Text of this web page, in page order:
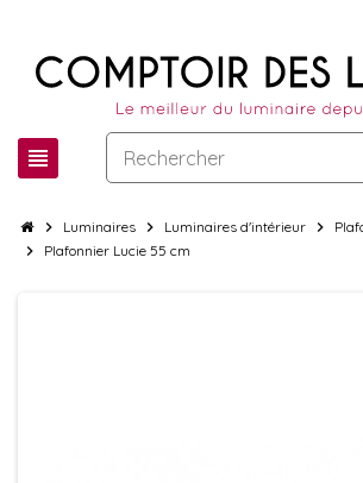
view_headline
chevron_right Luminaires chevron_right Luminaires d'intérieur chevron_right
chevron_right Plafonnier Lucie 55 cm